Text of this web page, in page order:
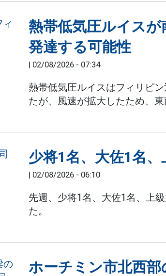
熱帯低気圧ルイス
発達する可能性
| 02/08/2026 - 07:34
熱帯低気圧ルイスはフィリピ
たが、風速が拡大したため、
少将1名、大佐1名
| 02/08/2026 - 06:10
先週、少将1名、大佐1名、上
た。
ホーチミン市北西